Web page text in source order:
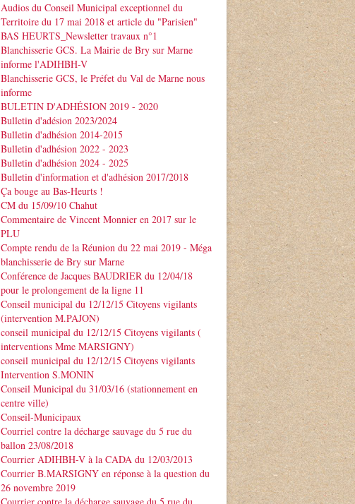
Audios du Conseil Municipal exceptionnel du
Territoire du 17 mai 2018 et article du "Parisien"
BAS HEURTS_Newsletter travaux n°1
Blanchisserie GCS. La Mairie de Bry sur Marne
informe l'ADIHBH-V
Blanchisserie GCS, le Préfet du Val de Marne nous
informe
BULETIN D'ADHÉSION 2019 - 2020
Bulletin d'adésion 2023/2024
Bulletin d'adhésion 2014-2015
Bulletin d'adhésion 2022 - 2023
Bulletin d'adhésion 2024 - 2025
Bulletin d'information et d'adhésion 2017/2018
Ça bouge au Bas-Heurts !
CM du 15/09/10 Chahut
Commentaire de Vincent Monnier en 2017 sur le
PLU
Compte rendu de la Réunion du 22 mai 2019 - Méga
blanchisserie de Bry sur Marne
Conférence de Jacques BAUDRIER du 12/04/18
pour le prolongement de la ligne 11
Conseil municipal du 12/12/15 Citoyens vigilants
(intervention M.PAJON)
conseil municipal du 12/12/15 Citoyens vigilants (
interventions Mme MARSIGNY)
conseil municipal du 12/12/15 Citoyens vigilants
Intervention S.MONIN
Conseil Municipal du 31/03/16 (stationnement en
centre ville)
Conseil-Municipaux
Courriel contre la décharge sauvage du 5 rue du
ballon 23/08/2018
Courrier ADIHBH-V à la CADA du 12/03/2013
Courrier B.MARSIGNY en réponse à la question du
26 novembre 2019